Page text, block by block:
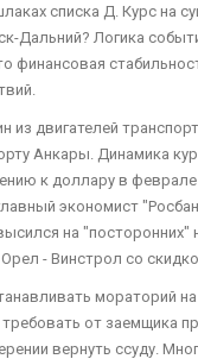
списка Д. Курс на
Дальний? Логика
финансовая
из двигателей
Анкары. Динамика
к доллару в феврале
экономист
на "посторонних"
- Винстрол со
мораторий
от заемщика
вернуть ссуду.